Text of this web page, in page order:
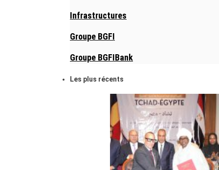
Infrastructures
Groupe BGFI
Groupe BGFIBank
Les plus récents